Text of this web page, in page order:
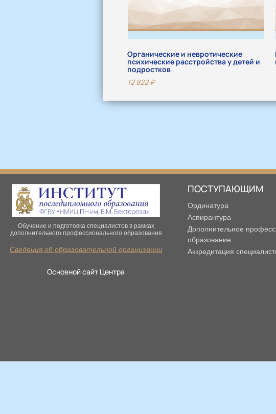
Органические и невротические
психические расстройства у детей и
подростков
12 822₽
Обучение и подготовка специалистов в рамках
дополнительного профессионального образования
Сведения об образовательной организации
Основной сайт Центра
ПОСТУПАЮЩИМ
Ординатура
Аспирантура
Дополнительное
образование
Аккредитация